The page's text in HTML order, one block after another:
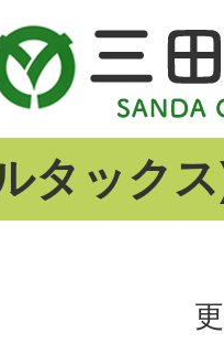
タック